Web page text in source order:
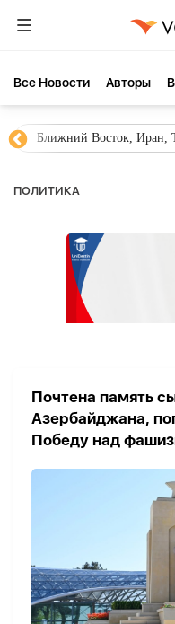
Все Новости Aвторы
Ближний Восток, Иран,
ПОЛИТИКА
Почтена память
Азербайджана,
Победу над